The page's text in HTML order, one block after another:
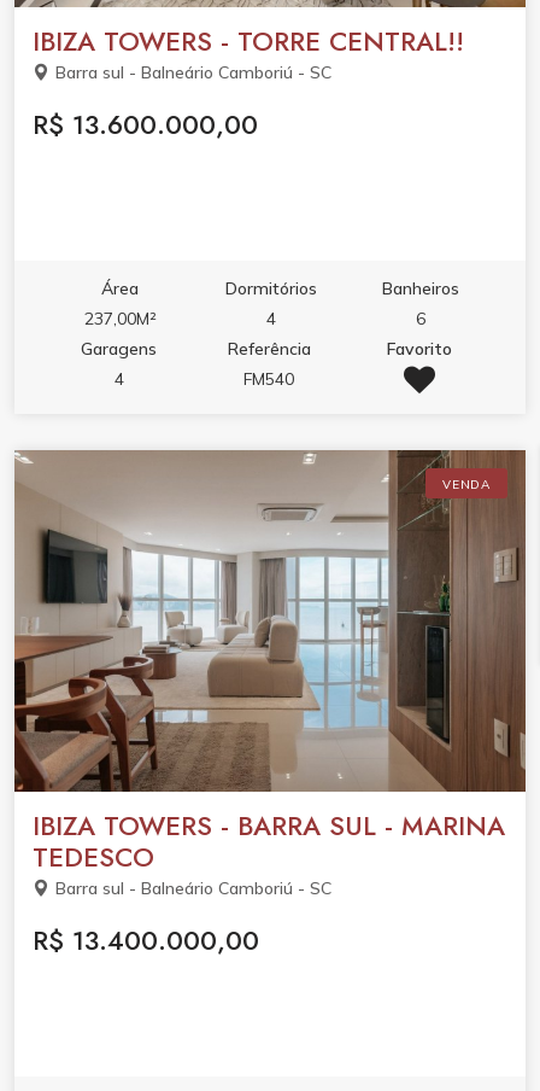
IBIZA TOWERS - TORRE CENTRAL!!
Barra sul - Balneário Camboriú - SC
R$ 13.600.000,00
Área
237,00M²
Dormitórios
4
Banheiros
6
Garagens
4
Referência
FM540
Favorito
VENDA
IBIZA TOWERS - BARRA SUL - MARINA
TEDESCO
Barra sul - Balneário Camboriú - SC
R$ 13.400.000,00